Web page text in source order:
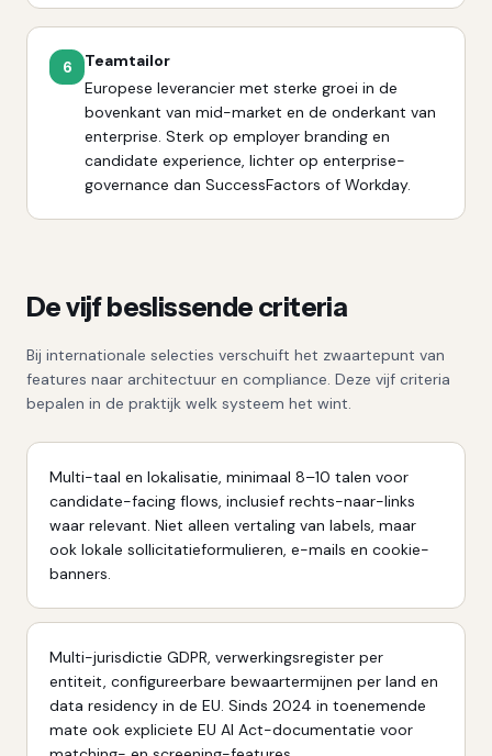
6
Teamtailor
Europese leverancier met sterke groei in de
bovenkant van mid-market en de onderkant van
enterprise. Sterk op employer branding en
candidate experience, lichter op enterprise-
governance dan SuccessFactors of Workday.
De vijf beslissende criteria
Bij internationale selecties verschuift het zwaartepunt van
features naar architectuur en compliance. Deze vijf criteria
bepalen in de praktijk welk systeem het wint.
Multi-taal en lokalisatie, minimaal 8–10 talen voor
candidate-facing flows, inclusief rechts-naar-links
waar relevant. Niet alleen vertaling van labels, maar
ook lokale sollicitatieformulieren, e-mails en cookie-
banners.
Multi-jurisdictie GDPR, verwerkingsregister per
entiteit, configureerbare bewaartermijnen per land en
data residency in de EU. Sinds 2024 in toenemende
mate ook expliciete EU AI Act-documentatie voor